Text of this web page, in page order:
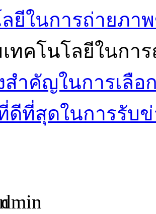
ลยีในการถ่ายภา
เทคโนโลยีในกา
สำคัญในการเลือ
ดีที่สุดในการรับ